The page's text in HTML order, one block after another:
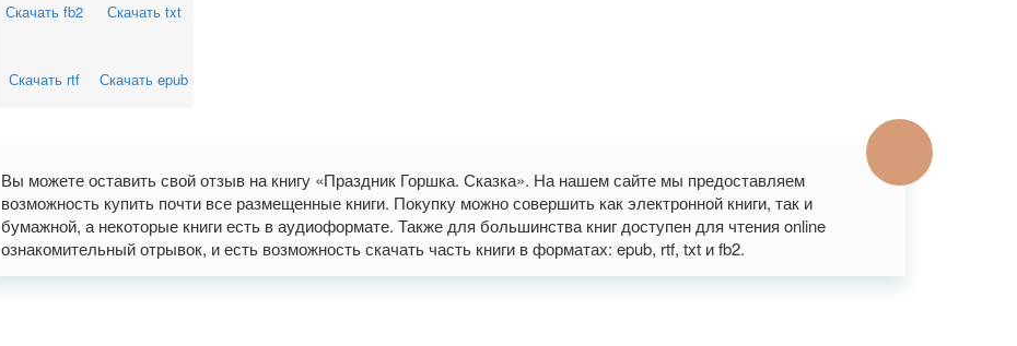
Скачать fb2 Скачать txt
Скачать rtf Скачать epub
Вы можете оставить свой отзыв на книгу «Праздник Горшка. Сказка». На нашем сайте мы предоставляем
возможность купить почти все размещенные книги. Покупку можно совершить как электронной книги, так и
бумажной, а некоторые книги есть в аудиоформате. Также для большинства книг доступен для чтения online
ознакомительный отрывок, и есть возможность скачать часть книги в форматах: epub, rtf, txt и fb2.